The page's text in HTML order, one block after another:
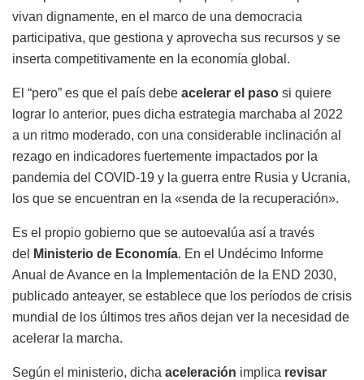
vivan dignamente, en el marco de una democracia
participativa, que gestiona y aprovecha sus recursos y se
inserta competitivamente en la economía global.
El “pero” es que el país debe acelerar el paso si quiere
lograr lo anterior, pues dicha estrategia marchaba al 2022
a un ritmo moderado, con una considerable inclinación al
rezago en indicadores fuertemente impactados por la
pandemia del COVID-19 y la guerra entre Rusia y Ucrania,
los que se encuentran en la «senda de la recuperación».
Es el propio gobierno que se autoevalúa así a través
del
Ministerio de Economía. En el Undécimo Informe
Anual de Avance en la Implementación de la END 2030,
publicado anteayer, se establece que los períodos de crisis
mundial de los últimos tres años dejan ver la necesidad de
acelerar la marcha.
Según el ministerio, dicha aceleración implica revisar